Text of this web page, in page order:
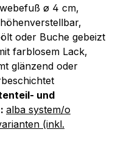
ø 4 cm,
oder Buche gebeizt
farblosem Lack,
glänzend oder
und
alba system/o
(inkl.